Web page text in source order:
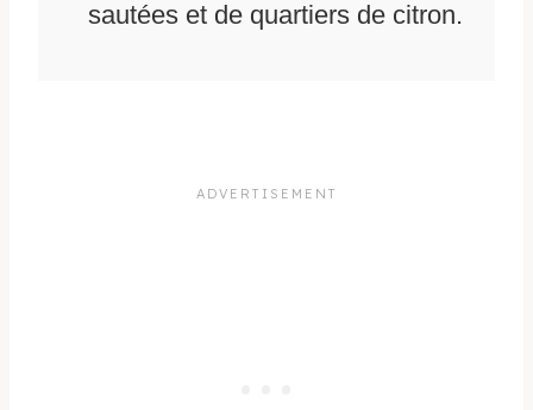
sautées et de quartiers de citron.